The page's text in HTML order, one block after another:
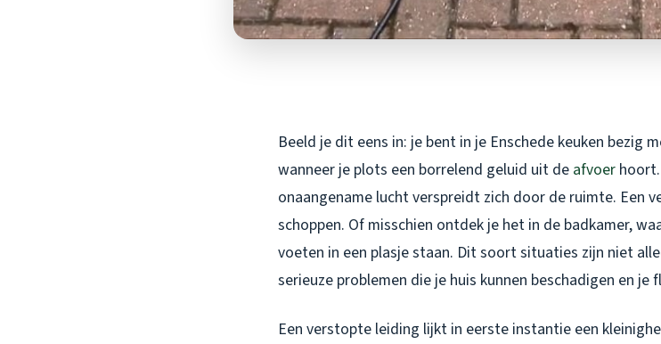
Beeld je dit eens in: je bent in je Enschede keuken bezig
wanneer je plots een borrelend geluid uit de afvoer
onaangename lucht verspreidt zich door de ruimte. Een
schoppen. Of misschien ontdek je het in de badkamer,
voeten in een plasje staan. Dit soort situaties zijn niet
serieuze problemen die je huis kunnen beschadigen en je
Een verstopte leiding lijkt in eerste instantie een